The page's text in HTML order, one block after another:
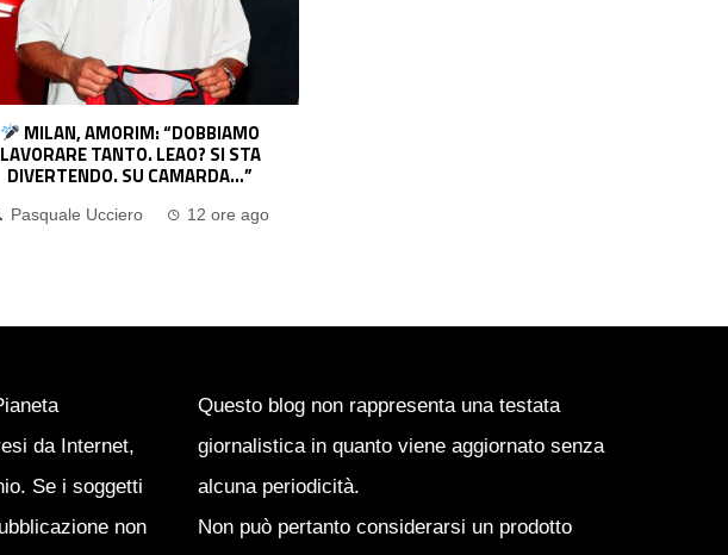
SPINAZZOLA: “CON ALLEGRI SI VA
CHAMPIONS? FAREMO UNA GRAN
LEAGUE PHASE”
Emanuele Garbato 2 giorni ago
da Internet,
Se i soggetti
non
Questo blog non rappresenta una testata
giornalistica in quanto viene aggiornato senza
alcuna periodicità.
Non può pertanto considerarsi un prodotto